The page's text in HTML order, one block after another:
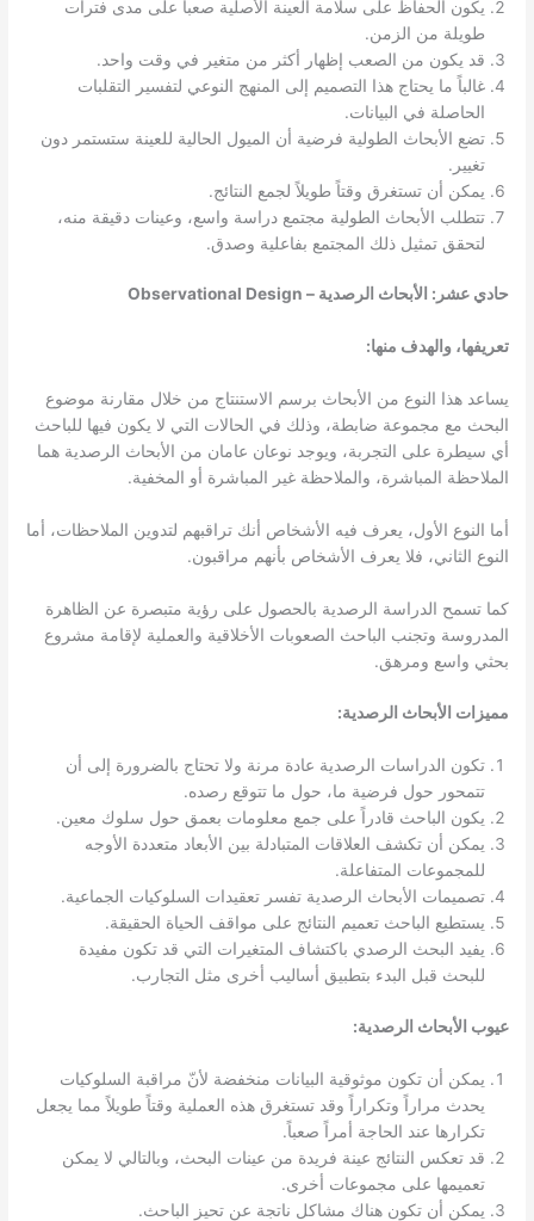
يكون الحفاظ على سلامة العينة الأصلية صعباً على مدى فترات
طويلة من الزمن.
قد يكون من الصعب إظهار أكثر من متغير في وقت واحد.
غالباً ما يحتاج هذا التصميم إلى المنهج النوعي لتفسير التقلبات
الحاصلة في البيانات.
تضع الأبحاث الطولية فرضية أن الميول الحالية للعينة ستستمر دون
تغيير.
يمكن أن تستغرق وقتاً طويلاً لجمع النتائج.
تتطلب الأبحاث الطولية مجتمع دراسة واسع، وعينات دقيقة منه،
لتحقق تمثيل ذلك المجتمع بفاعلية وصدق.
حادي عشر: الأبحاث الرصدية – Observational Design
تعريفها، والهدف منها:
يساعد هذا النوع من الأبحاث برسم الاستنتاج من خلال مقارنة موضوع
البحث مع مجموعة ضابطة، وذلك في الحالات التي لا يكون فيها للباحث
أي سيطرة على التجربة، ويوجد نوعان عامان من الأبحاث الرصدية هما
الملاحظة المباشرة، والملاحظة غير المباشرة أو المخفية.
أما النوع الأول، يعرف فيه الأشخاص أنك تراقبهم لتدوين الملاحظات، أما
النوع الثاني، فلا يعرف الأشخاص بأنهم مراقبون.
كما تسمح الدراسة الرصدية بالحصول على رؤية متبصرة عن الظاهرة
المدروسة وتجنب الباحث الصعوبات الأخلاقية والعملية لإقامة مشروع
بحثي واسع ومرهق.
مميزات الأبحاث الرصدية:
تكون الدراسات الرصدية عادة مرنة ولا تحتاج بالضرورة إلى أن
تتمحور حول فرضية ما، حول ما تتوقع رصده.
يكون الباحث قادراً على جمع معلومات بعمق حول سلوك معين.
يمكن أن تكشف العلاقات المتبادلة بين الأبعاد متعددة الأوجه
للمجموعات المتفاعلة.
تصميمات الأبحاث الرصدية تفسر تعقيدات السلوكيات الجماعية.
يستطيع الباحث تعميم النتائج على مواقف الحياة الحقيقة.
يفيد البحث الرصدي باكتشاف المتغيرات التي قد تكون مفيدة
للبحث قبل البدء بتطبيق أساليب أخرى مثل التجارب.
عيوب الأبحاث الرصدية:
يمكن أن تكون موثوقية البيانات منخفضة لأنّ مراقبة السلوكيات
يحدث مراراً وتكراراً وقد تستغرق هذه العملية وقتاً طويلاً مما يجعل
تكرارها عند الحاجة أمراً صعباً.
قد تعكس النتائج عينة فريدة من عينات البحث، وبالتالي لا يمكن
تعميمها على مجموعات أخرى.
يمكن أن تكون هناك مشاكل ناتجة عن تحيز الباحث.